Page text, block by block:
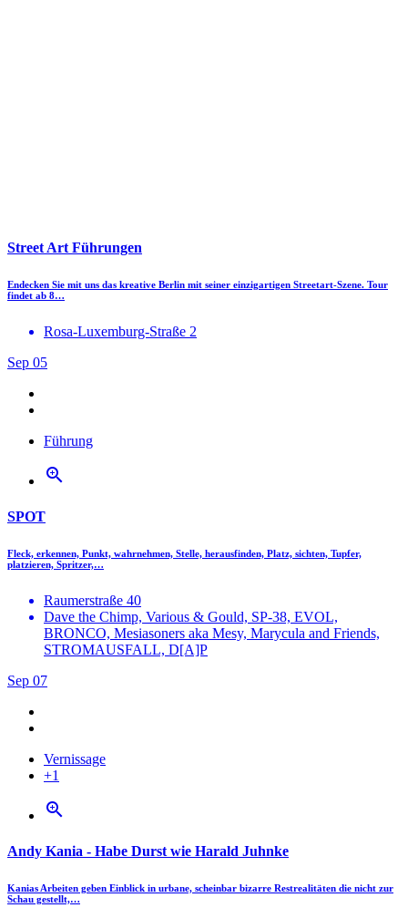
Street Art Führungen
Endecken Sie mit uns das kreative Berlin mit seiner einzigartigen Streetart-Szene. Tour
findet ab 8…
Rosa-Luxemburg-Straße 2
Sep 05
Führung
zoom_in
SPOT
Fleck, erkennen, Punkt, wahrnehmen, Stelle, herausfinden, Platz, sichten, Tupfer,
platzieren, Spritzer,…
Raumerstraße 40
Dave the Chimp, Various & Gould, SP-38, EVOL,
BRONCO, Mesiasoners aka Mesy, Marycula and Friends,
STROMAUSFALL, D[A]P
Sep 07
Vernissage
+1
zoom_in
Andy Kania - Habe Durst wie Harald Juhnke
Kanias Arbeiten geben Einblick in urbane, scheinbar bizarre Restrealitäten die nicht zur
Schau gestellt,…